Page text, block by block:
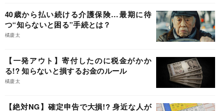
40歳から払い続ける介護保険…最期に待
つ“知らないと困る”手続とは？
橘慶太
【一発アウト】寄付したのに税金がかか
る!? 知らないと損するお金のルール
橘慶太
【絶対NG】確定申告で大損!? 身近な人が